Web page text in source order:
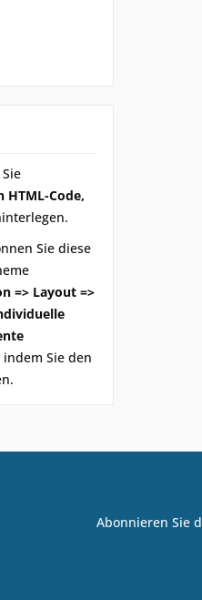
Code,
Sie diese
=> Layout =>
indem Sie den
Abonnieren Sie